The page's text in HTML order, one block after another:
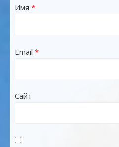
Имя *
Email *
Сайт